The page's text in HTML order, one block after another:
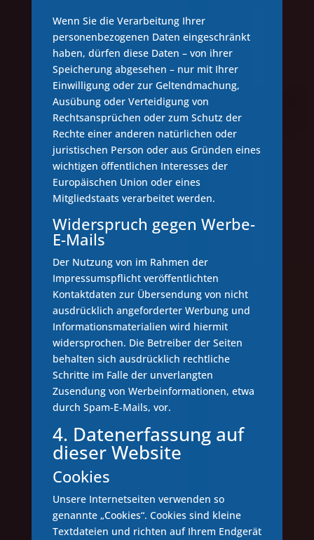
Wenn Sie die Verarbeitung Ihrer
personenbezogenen Daten eingeschränkt
haben, dürfen diese Daten – von ihrer
Speicherung abgesehen – nur mit Ihrer
Einwilligung oder zur Geltendmachung,
Ausübung oder Verteidigung von
Rechtsansprüchen oder zum Schutz der
Rechte einer anderen natürlichen oder
juristischen Person oder aus Gründen eines
wichtigen öffentlichen Interesses der
Europäischen Union oder eines
Mitgliedstaats verarbeitet werden.
Widerspruch gegen Werbe-
E-Mails
Der Nutzung von im Rahmen der
Impressumspflicht veröffentlichten
Kontaktdaten zur Übersendung von nicht
ausdrücklich angeforderter Werbung und
Informationsmaterialien wird hiermit
widersprochen. Die Betreiber der Seiten
behalten sich ausdrücklich rechtliche
Schritte im Falle der unverlangten
Zusendung von Werbeinformationen, etwa
durch Spam-E-Mails, vor.
4. Datenerfassung auf
dieser Website
Cookies
Unsere Internetseiten verwenden so
genannte „Cookies“. Cookies sind kleine
Textdateien und richten auf Ihrem Endgerät